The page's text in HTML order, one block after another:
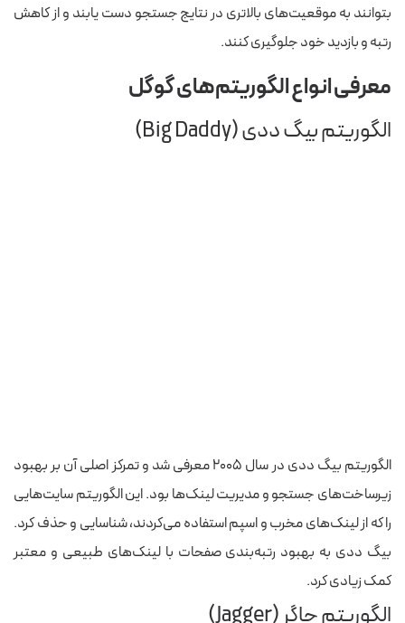
بتوانند به موقعیت‌های بالاتری در نتایج جستجو دست یابند و از کاهش
رتبه و بازدید خود جلوگیری کنند.
معرفی انواع الگوریتم‌های گوگل
الگوریتم بیگ ددی (Big Daddy)
الگوریتم بیگ ددی در سال ۲۰۰۵ معرفی شد و تمرکز اصلی آن بر بهبود
زیرساخت‌های جستجو و مدیریت لینک‌ها بود. این الگوریتم سایت‌هایی
را که از لینک‌های مخرب و اسپم استفاده می‌کردند، شناسایی و حذف کرد.
بیگ ددی به بهبود رتبه‌بندی صفحات با لینک‌های طبیعی و معتبر
کمک زیادی کرد.
الگوریتم جاگر (Jagger)